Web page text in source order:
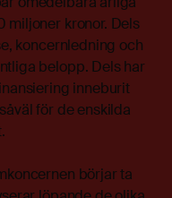
miljoner kronor. Dels
koncernledning och
belopp. Dels har
inneburit
för de enskilda
börjar ta